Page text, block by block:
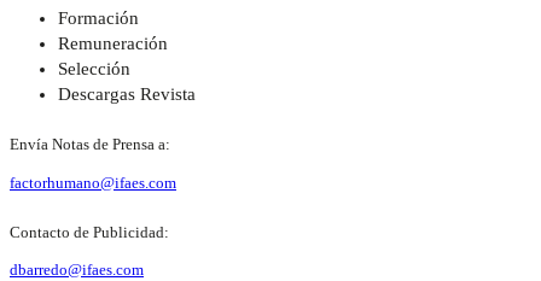
Formación
Remuneración
Selección
Descargas Revista
Envía Notas de Prensa a:
factorhumano@ifaes.com
Contacto de Publicidad:
dbarredo@ifaes.com